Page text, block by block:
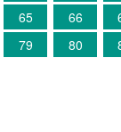
65
66
79
80